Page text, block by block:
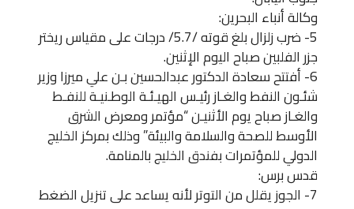
وكالة أنباء البحرين:
5- ضرب زلزال بلغ قوته /5.7/ درجات على مقياس ريختر
جزر الفلبين صباح اليوم الإثنين.
6- أفتتح سعادة الدكتور عبدالحسين بـن علي ميرزا وزير
شئـون النفط والغـاز رئيـس الهيـئـة الوطـنيـة للنفـط
والغـاز صباح يوم الأثنيـن “مؤتمر ومعرض الشرق
الأوسط للصحة والسلامة والبيئة” وذلك بمركز الخليج
الدولي للمؤتمرات بفندق الخليج بالمنامة.
قدس برس:
7- الجوز يقلل من التوتر لأنه يساعد على تنزيل الضغط